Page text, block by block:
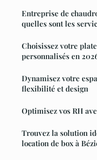
Entreprise de
quelles sont les
Choisissez votre
personnalisés en
Dynamisez votre
flexibilité et design
Optimisez vos RH
Trouvez la solution
location de box à